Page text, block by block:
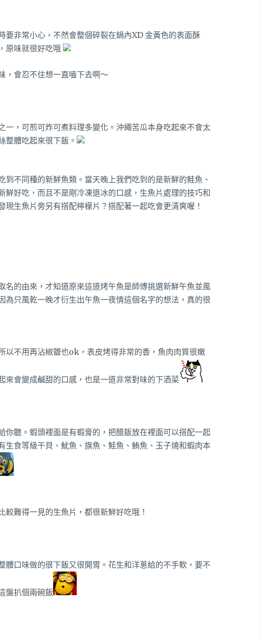
要非常小心，不然會整個碎裂在鍋內XD 金黃色的表面酥
原味就很好吃哦
，會忍不住想一直嗑下去啊～
一，可煎可炸可煮料理多變化。沖繩苦瓜本身吃起來不會太
整體吃起來很下飯。
到不同種的新鮮魚類。當天晚上我們吃到的是新鮮的鮭魚、
鮮好吃，而且不是剛冷凍退冰的口感，生魚片處理的技巧和
現生魚片旁另有搭配檸檬片？搭配著一起吃會更清爽喔！
名的由來，才知道原來這道烤午魚是師傅挑選新鮮午魚並風
為只風乾一晚才衍生出午魚一夜情這個名字的想法，真的很
以不用再沾椒鹽也ok，表皮烤得非常的香，魚肉肉質很嫩
來會變成鹹甜的口感，也是一道非常對味的下酒菜
你聽。蝦頭裡面是有蝦膏的，把醋飯放在裡面可以搭配一起
生食等級干貝、魷魚、旗魚、鮭魚、鮪魚、玉子燒和蝦肉本
較難得一見的生魚片，都很新鮮好吃哦！
體口味做的很下飯又很開胃。花生和洋蔥給的不手軟，要不
盤扒個兩碗飯